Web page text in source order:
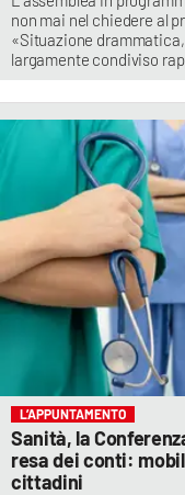
non mai nel chiedere al
«Situazione
largamente condiviso
L’APPUNTAMENTO
Sanità, la
resa dei conti:
cittadini